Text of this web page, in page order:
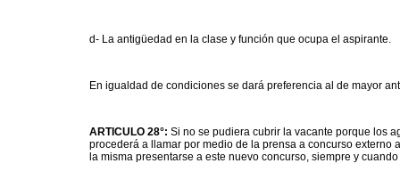
d- La antigüedad en la clase y función que ocupa el aspirante.
En igualdad de condiciones se dará preferencia al de mayor
ARTICULO 28°: Si no se pudiera cubrir la vacante porque los
procederá a llamar por medio de la prensa a concurso
la misma presentarse a este nuevo concurso, siempre y